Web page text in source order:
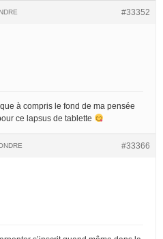
#33352
à compris le fond de ma pensée
ce lapsus de tablette
#33366